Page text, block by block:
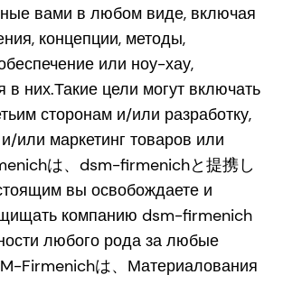
вами в любом виде, включая
концепции, методы,
или ноу-хау,
них.Такие цели могут включать
сторонам и/или разработку,
или маркетинг товаров или
は、dsm-firmenichと提携し
вы освобождаете и
компанию dsm-firmenich
любого рода за любые
Firmenichは、Материалования